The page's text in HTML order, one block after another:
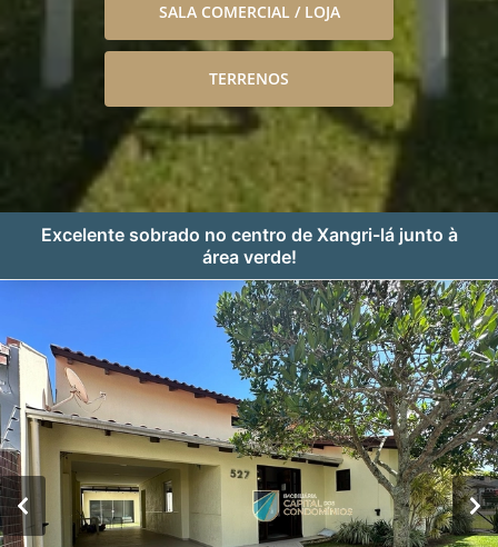
SALA COMERCIAL / LOJA
TERRENOS
Excelente sobrado no centro de Xangri-lá junto à
área verde!